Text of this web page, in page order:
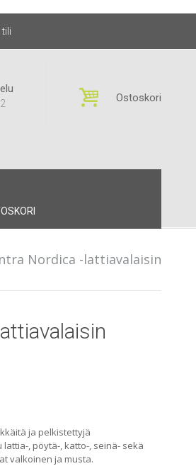
tili
Ostoskori
Nordica -lattiavalaisin
ja pelkistettyjä
, pöytä-, katto-, seinä- sekä
valkoinen ja musta.